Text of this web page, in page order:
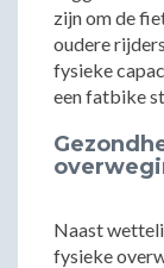
zijn om de
oudere
fysieke
een fatbike
Naast
fysieke